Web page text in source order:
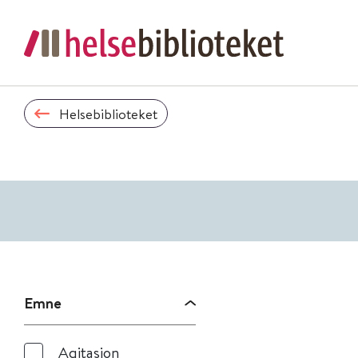
Helsebiblioteket
Emne
Agitasjon